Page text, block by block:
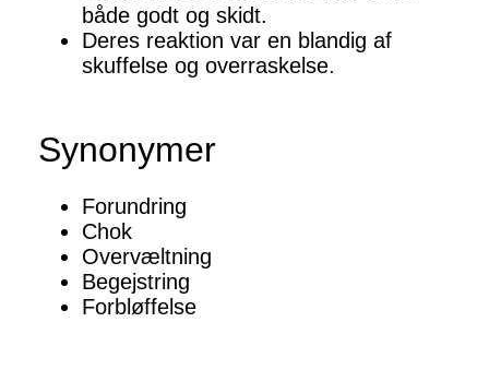
både godt og skidt.
Deres reaktion var en blandig af
skuffelse og overraskelse.
Synonymer
Forundring
Chok
Overvæltning
Begejstring
Forbløffelse